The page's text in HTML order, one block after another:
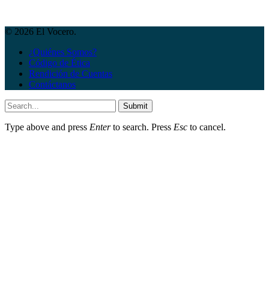
© 2026 El Vocero.
¿Quiénes Somos?
Código de Ética
Rendición de Cuentas
Contáctanos
Submit
Type above and press Enterto search. Press Esc to cancel.